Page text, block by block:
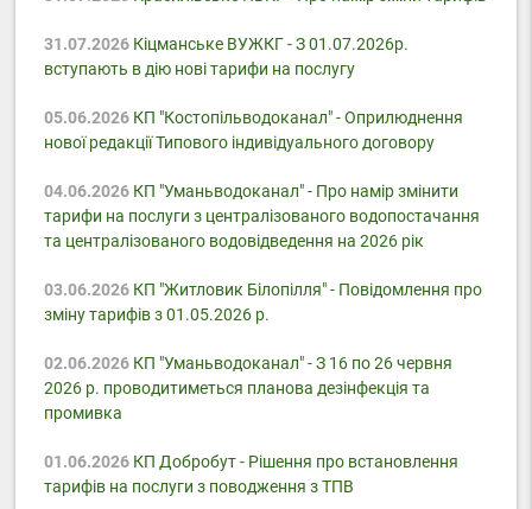
31.07.2026Кіцманське ВУЖКГ - З 01.07.2026р.
вступають в дію нові тарифи на послугу
05.06.2026КП "Костопільводоканал" - Оприлюднення
нової редакції Типового індивідуального договору
04.06.2026КП "Уманьводоканал" - Про намір змінити
тарифи на послуги з централізованого водопостачання
та централізованого водовідведення на 2026 рік
03.06.2026КП "Житловик Білопілля" - Повідомлення про
зміну тарифів з 01.05.2026 р.
02.06.2026КП "Уманьводоканал" - З 16 по 26 червня
2026 р. проводитиметься планова дезінфекція та
промивка
01.06.2026КП Добробут - Pішення про встановлення
тарифів на послуги з поводження з ТПВ